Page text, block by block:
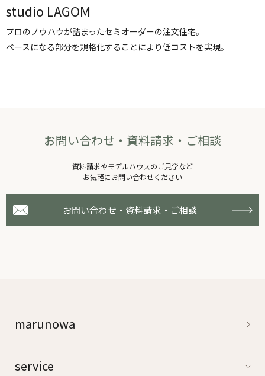
studio LAGOM
プロのノウハウが詰まったセミオーダーの注文住宅。
ベースになる部分を規格化することにより低コストを実現。
お問い合わせ・資料請求・ご相談
資料請求やモデルハウスのご⾒学など
お気軽にお問い合わせください
お問い合わせ・資料請求・ご相談
marunowa
service